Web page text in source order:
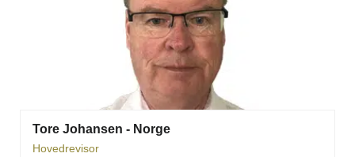
Tore Johansen - Norge
Hovedrevisor